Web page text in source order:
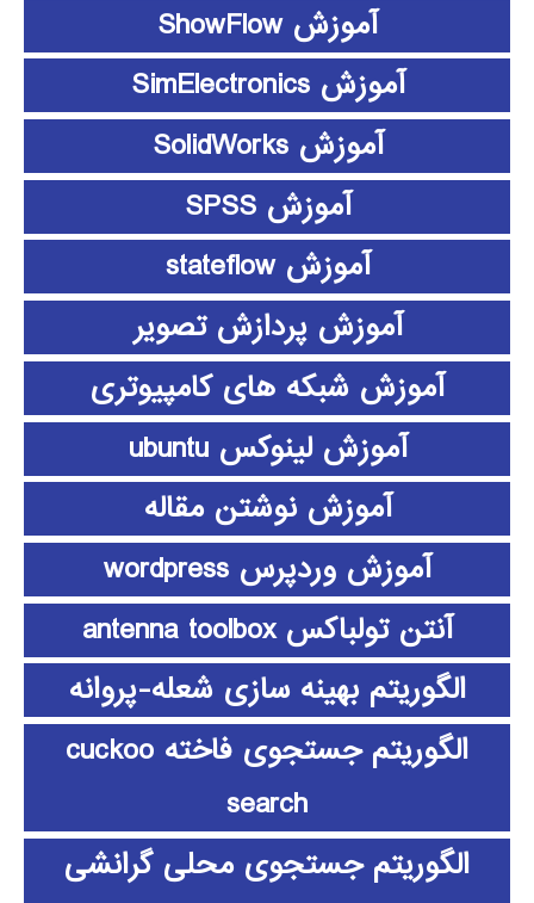
آموزش ShowFlow
آموزش SimElectronics
آموزش SolidWorks
آموزش SPSS
آموزش stateflow
آموزش پردازش تصویر
آموزش شبکه های کامپیوتری
آموزش لینوکس ubuntu
آموزش نوشتن مقاله
آموزش وردپرس wordpress
آنتن تولباکس antenna toolbox
الگوریتم بهینه سازی شعله-پروانه
الگوریتم جستجوی فاخته cuckoo
search
الگوریتم جستجوی محلی گرانشی